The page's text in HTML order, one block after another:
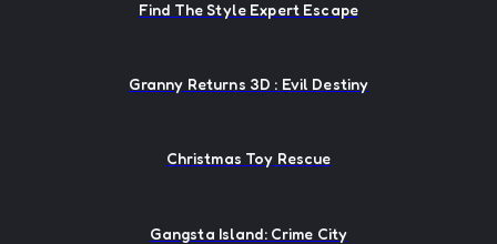
Find The Style Expert Escape
Granny Returns 3D : Evil Destiny
Christmas Toy Rescue
Gangsta Island: Crime City